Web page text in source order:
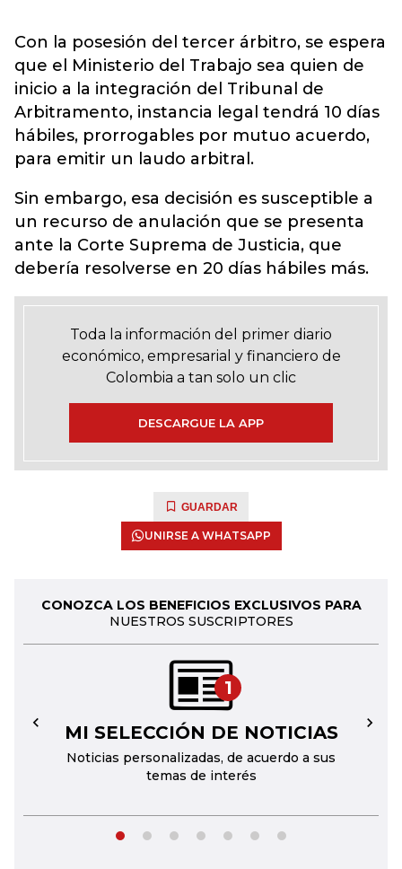
Con la posesión del tercer árbitro, se espera
que el Ministerio del Trabajo sea quien de
inicio a la integración del Tribunal de
Arbitramento, instancia legal tendrá 10 días
hábiles, prorrogables por mutuo acuerdo,
para emitir un laudo arbitral.
Sin embargo, esa decisión es susceptible a
un recurso de anulación que se presenta
ante la Corte Suprema de Justicia, que
debería resolverse en 20 días hábiles más.
Toda la información del primer diario
económico, empresarial y financiero de
Colombia a tan solo un clic
DESCARGUE LA APP
GUARDAR
UNIRSE A WHATSAPP
CONOZCA LOS BENEFICIOS EXCLUSIVOS PARA
NUESTROS SUSCRIPTORES
1
MI SELECCIÓN DE NOTICIAS
Noticias personalizadas, de acuerdo a sus
temas de interés
← →